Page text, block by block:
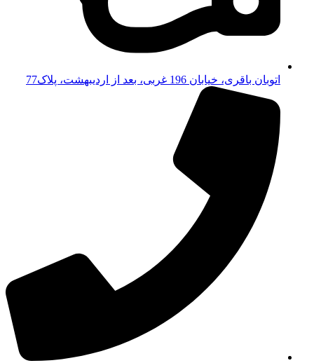
اتوبان باقری، خیابان 196 غربی، بعد از اردیبهشت، پلاک77